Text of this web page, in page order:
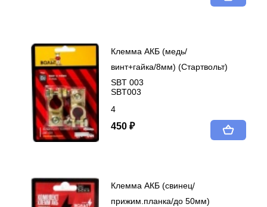
Клемма АКБ (медь/
винт+гайка/8мм) (Стартвольт)
SBT 003
SBT003
4
450 ₽
Клемма АКБ (свинец/
прижим.планка/до 50мм)